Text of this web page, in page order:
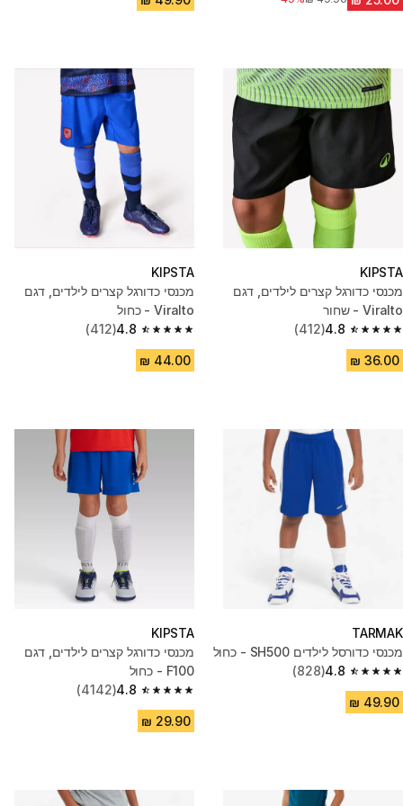
KIPSTA
מכנסי כדורגל קצרים לילדים, דגם
Viralto - שחור
4.8
4.8 out of 5 stars from 412 reviews
(412)
KIPSTA
מכנסי כדורגל קצרים לילדים, דגם
Viralto - כחול
4.8
4.8 out of 5 stars from 412 reviews
(412)
TARMAK
מכנסי כדורסל לילדים SH500 - כחול
4.8
4.8 out of 5 stars from 828 reviews
(828)
KIPSTA
מכנסי כדורגל קצרים לילדים, דגם
F100 - כחול
4.8
4.8 out of 5 stars from 4142 reviews
(4142)